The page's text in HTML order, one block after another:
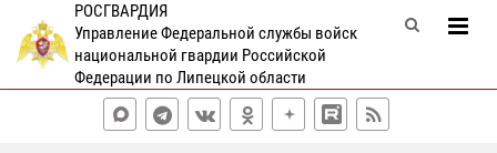
РОСГВАРДИЯ
Управление Федеральной службы войск
национальной гвардии Российской
Федерации по Липецкой области